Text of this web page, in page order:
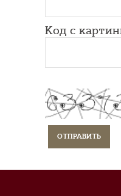
Код с